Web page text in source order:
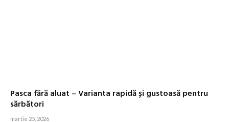
Pasca fără aluat – Varianta rapidă și gustoasă pentru
sărbători
martie 25, 2026